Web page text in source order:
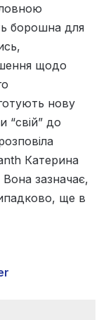
борошна для
щодо
нову
“свій” до
Катерина
Вона зазначає,
ще в